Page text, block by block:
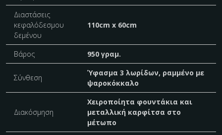
Διαστάσεις
κεφαλόδεσμου
δεμένου
110cm x 60cm
Βάρος 950 γραμ.
Σύνθεση
Ύφασμα 3 λωρίδων, ραμμένο με
ψαροκόκκαλο
Διακόσμηση
Χειροποίητα φουντάκια και
μεταλλική καρφίτσα στο
μέτωπο